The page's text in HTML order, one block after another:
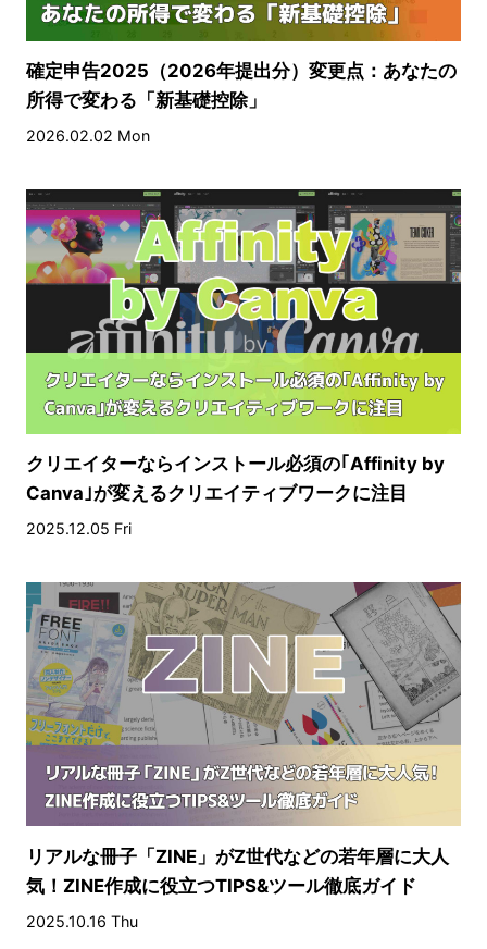
確定申告2025（2026年提出分）変更点：あなたの
所得で変わる「新基礎控除」
2026.02.02 Mon
クリエイターならインストール必須の｢Affinity by
Canva｣が変えるクリエイティブワークに注目
2025.12.05 Fri
リアルな冊子「ZINE」がZ世代などの若年層に大人
気！ZINE作成に役立つTIPS&ツール徹底ガイド
2025.10.16 Thu